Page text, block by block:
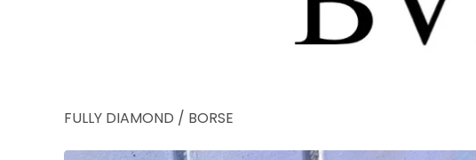
FULLY DIAMOND / BORSE